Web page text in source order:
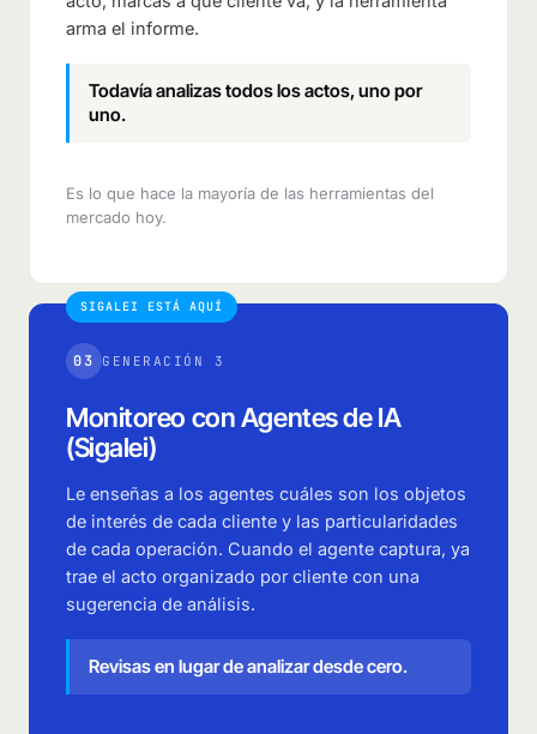
arma el informe.
Todavía analizas todos los actos, uno por
uno.
Es lo que hace la mayoría de las herramientas del
mercado hoy.
SIGALEI ESTÁ AQUÍ
03 GENERACIÓN 3
Monitoreo con Agentes de IA
(Sigalei)
Le enseñas a los agentes cuáles son los objetos
de interés de cada cliente y las particularidades
de cada operación. Cuando el agente captura, ya
trae el acto organizado por cliente con una
sugerencia de análisis.
Revisas en lugar de analizar desde cero.